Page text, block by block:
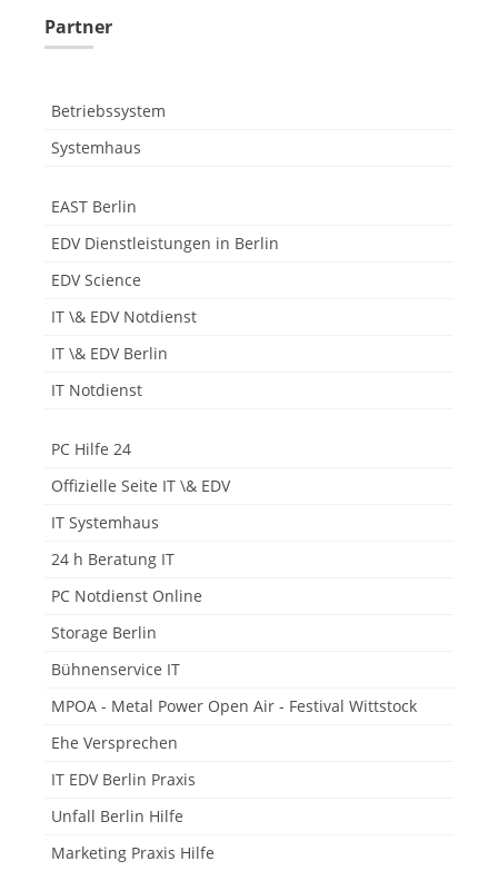
Partner
Betriebssystem
Systemhaus
EAST Berlin
EDV Dienstleistungen in Berlin
EDV Science
IT \& EDV Notdienst
IT \& EDV Berlin
IT Notdienst
PC Hilfe 24
Offizielle Seite IT \& EDV
IT Systemhaus
24 h Beratung IT
PC Notdienst Online
Storage Berlin
Bühnenservice IT
MPOA - Metal Power Open Air - Festival Wittstock
Ehe Versprechen
IT EDV Berlin Praxis
Unfall Berlin Hilfe
Marketing Praxis Hilfe